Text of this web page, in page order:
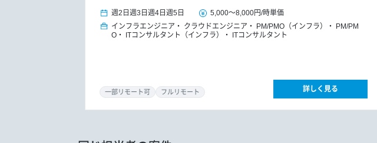
週2日 週3日 週4日 週5日 5,000～8,000円/時単価
インフラエンジニア
クラウドエンジニア PM/PMO（インフラ）
PM/PM
O
ITコンサルタント（インフラ） ITコンサルタント
一部リモート可 フルリモート 詳しく見る